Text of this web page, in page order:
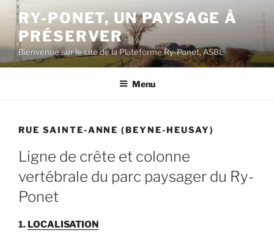
Aller
contenu
principal
RY-PONET, UN PAYSAGE À
PRÉSERVER
Bienvenue sur le site de la Plateforme Ry-Ponet, ASBL
Menu
RUE SAINTE-ANNE (BEYNE-HEUSAY)
Ligne de crête et colonne
vertébrale du parc paysager du Ry-
Ponet
1. LOCALISATION